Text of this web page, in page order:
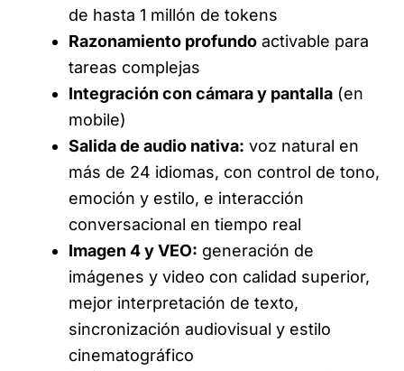
de hasta 1 millón de tokens
Razonamiento profundo activable para
tareas complejas
Integración con cámara y pantalla (en
mobile)
Salida de audio nativa: voz natural en
más de 24 idiomas, con control de tono,
emoción y estilo, e interacción
conversacional en tiempo real
Imagen 4 y VEO: generación de
imágenes y video con calidad superior,
mejor interpretación de texto,
sincronización audiovisual y estilo
cinematográfico